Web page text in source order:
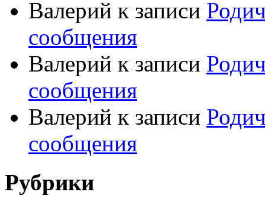
Валерий к записи
сообщения
Валерий к записи
сообщения
Валерий к записи
сообщения
Рубрики